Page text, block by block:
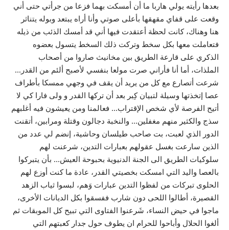
بعدها رأيته يولي هاربا ما أن أمسكت بهما فزعا من جرأتي حتى أني
وقعت على قفاي مقهقها بأعلى صوتي وأنا أراه يبتعد وبوله يتناثر
هنا وهناك، كانت لحظة أعتقدت فيها أني قد أمسك الذئب من ذيله
فتعاملت معها بكل سخط وتركت ذلك السخط يتسول بعضوه
الذكري على قارعة الطريق بين مخانيث صاروا من أصحاب
الملذات، أما أنا فأراني صرت مولعا بنفسي لأصبح ألئم من القدر…
شرعت أتصارع مع كل من يريد أن يقف في وجهي ممسكا بأطراف
عصا إتخذتها وسيلة لتبيان كِبر بعد أن تركها القدر و ولى فارا كي لا
أتيح الفرصة لأي شخص الإقتراب… فعالمنا ومن يعيشون فيه أغلبهم
سذج والكثير منهم مغفلين… والنخبة دجالون وقتلة ومرابين، أتقنت
الدور الذي لعبت، بت صاحب طيلسان وحاشية، إنضم لي عدد من
الذين سارعت بغسل عقولهم بعبارات التدين، شرعنت لهم
سلوكيات الطريق الى الجنة الدنيوية بحبوحة العيش… بأن يتبركوا
بالعصا واليد التي امسكت بخصيتي القدر، عادة ما كنت أوزع لهم
الحلوى تبركات من لفظوا التدين عبارات وَهم، لبسوا ثياب الزهد
القصيرة، أطالوا اللحى دون شارب ففسقوا بكل الديانات الأخرى،
ماجوا في حيض النساء، شَرعنوا الفتاوى التي تبيح كل الموبقات ثم
ألغوا الحلال وأباحوا للحرام ان يطوف حول جدار كعبتهم التي